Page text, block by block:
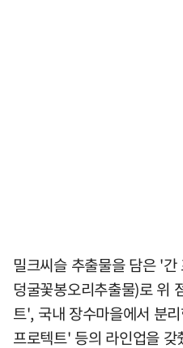
밀크씨슬 추출물을 담은 '
덩굴꽃봉오리추출물)로 위
트', 국내 장수마을에서 분
프로텍트' 등의 라인업을 갖